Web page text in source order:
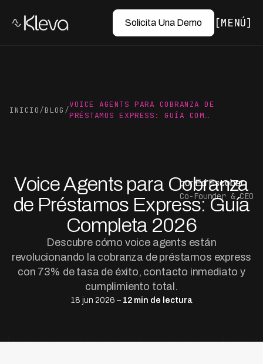
Solicita Una Demo MENÚ
INICIO/BLOG /
VOICE AGENTS PARA COBRANZA DE
PRÉSTAMOS EXPRESS: GUÍA COM…
Voice Agents para Cobranza
de Préstamos Express: Guía
Completa 2026
Descubre cómo voice agents están
revolucionando la cobranza de préstamos express
con 73% de tasa de éxito, contacto inmediato y
cumplimiento total.
18 jun 2026 – 12 min de lectura
por Ed Escobar
Co-Founder & CEO